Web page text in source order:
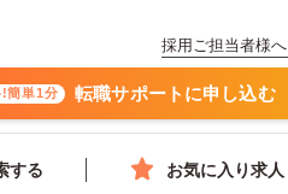
採用ご担当者様へ
!簡単1分 転職サポートに申し込む
する お気に入り求人